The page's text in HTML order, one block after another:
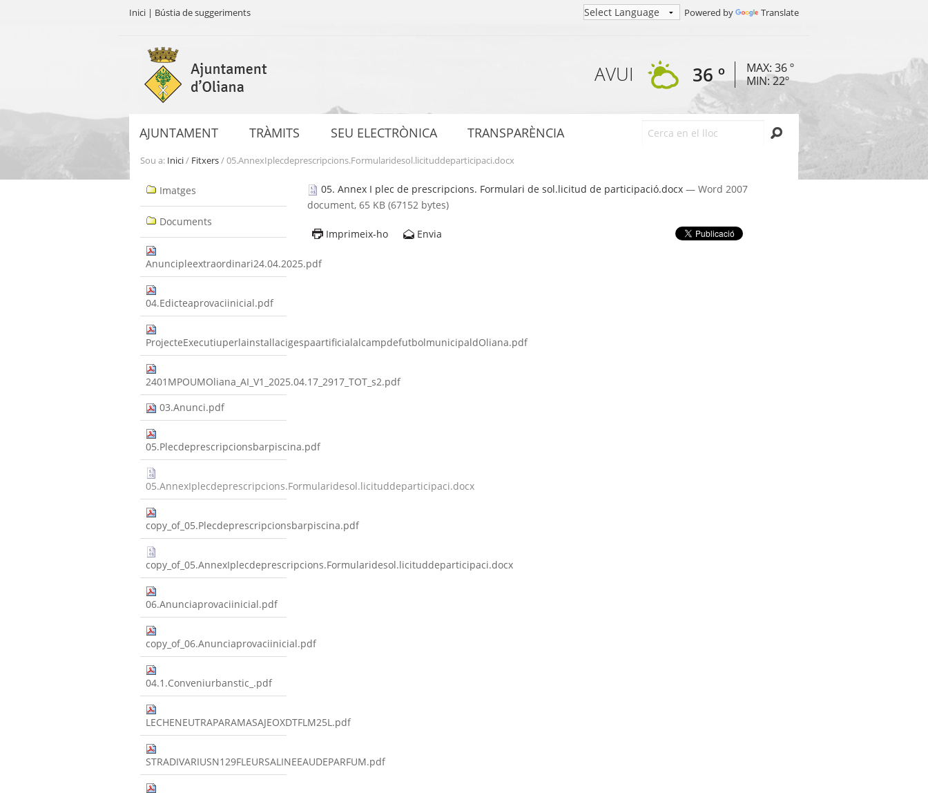
Inici | Bústia de suggeriments Powered by Translate
contingut.
navegació
AVUI 36 º
MAX: 36 º
MIN: 22º
AJUNTAMENT TRÀMITS SEU ELECTRÒNICA TRANSPARÈNCIA
Sou a: Inici/ Fitxers/05.AnnexIplecdeprescripcions.Formularidesol.licituddeparticipaci.docx
Navegació
Imatges
Documents
Anuncipleextraordinari24.04.2025.pdf
04.Edicteaprovaciinicial.pdf
ProjecteExecutiuperlainstallacigespaartificialalcampdefutbolmunicipaldOliana.pdf
2401MPOUMOliana_AI_V1_2025.04.17_2917_TOT_s2.pdf
03.Anunci.pdf
05.Plecdeprescripcionsbarpiscina.pdf
05.AnnexIplecdeprescripcions.Formularidesol.licituddeparticipaci.docx
copy_of_05.Plecdeprescripcionsbarpiscina.pdf
copy_of_05.AnnexIplecdeprescripcions.Formularidesol.licituddeparticipaci.docx
06.Anunciaprovaciinicial.pdf
copy_of_06.Anunciaprovaciinicial.pdf
04.1.Conveniurbanstic_.pdf
LECHENEUTRAPARAMASAJEOXDTFLM25L.pdf
STRADIVARIUSN129FLEURSALINEEAUDEPARFUM.pdf
05. Annex I plec de prescripcions. Formulari de sol.licitud de participació.docx — Word 2007
document, 65 KB (67152 bytes)
Imprimeix-ho Envia